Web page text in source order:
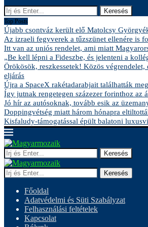
Keresés
Top Posts
Újabb csontváz került elő Matolcsy
Az izraeli fegyverek a tűzszünet ellenére is
Itt van az uniós rendelet, ami miatt
„Be kell lépni a Fideszbe, és jelenteni a
Örökösök, reszkessetek! Közös
eljárás
Újra a SpaceX rakétadarabjait találhatták
Így jutnak rengetegen százezer forinthoz az
Jó hír az autósoknak, tovább esik az
Doppingvétség miatt három hónapra
Kisfaludy-támogatással épült balatoni
Keresés
Keresés
Főoldal
Adatvédelmi és Süti Szabályzat
Felhasználási feltételek
Kapcsolat